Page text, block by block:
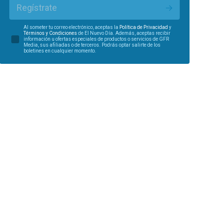
Regístrate
Al someter tu correo electrónico, aceptas la Política de Privacidad y
Términos y Condiciones de El Nuevo Día. Además, aceptas recibir
información u ofertas especiales de productos o servicios de GFR
Media, sus afiliadas o de terceros. Podrás optar salirte de los
boletines en cualquier momento.